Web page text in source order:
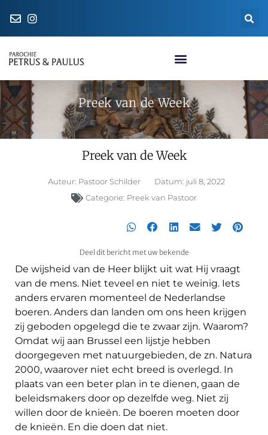
Preek van de Week
Preek van de Week
Auteur: Pastoor Schilder Datum: juli 8, 2022
Categorie: Preek van Pastoor
Deel dit bericht met uw bekende
De wijsheid van de Heer blijkt uit wat Hij vraagt
van de mens. Niet teveel en niet te weinig. Iets
anders ervaren momenteel de Nederlandse
boeren. Anders dan landen om ons heen krijgen
zij geboden opgelegd die te zwaar zijn. Waarom?
Omdat wij aan Brussel een lijstje hebben
doorgegeven met natuurgebieden, de zn. Natura
2000, waarover niet echt breed is overlegd. In
plaats van een beter plan in te dienen, gaan de
beleidsmakers door op dezelfde weg. Niet zij
willen door de knieën. De boeren moeten door
de knieën. En die doen dat niet.